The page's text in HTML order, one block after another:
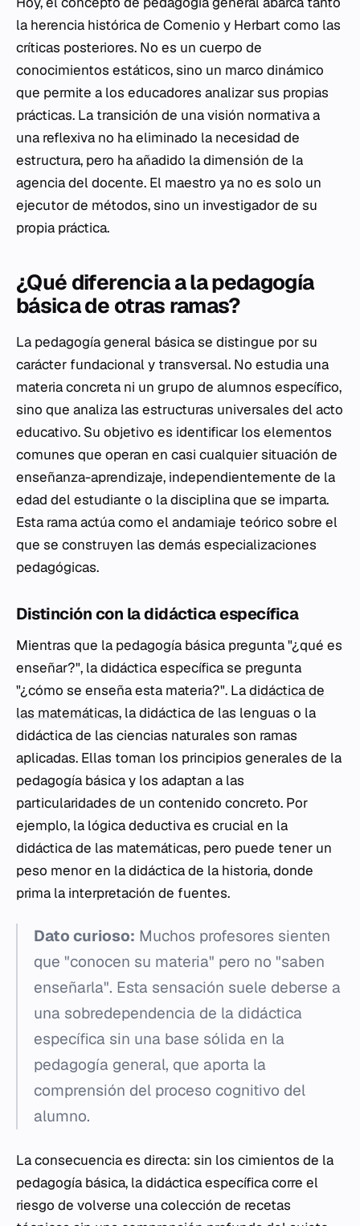
la herencia histórica de Comenio y Herbart como las
críticas posteriores. No es un cuerpo de
conocimientos estáticos, sino un marco dinámico
que permite a los educadores analizar sus propias
prácticas. La transición de una visión normativa a
una reflexiva no ha eliminado la necesidad de
estructura, pero ha añadido la dimensión de la
agencia del docente. El maestro ya no es solo un
ejecutor de métodos, sino un investigador de su
propia práctica.
¿Qué diferencia a la pedagogía
básica de otras ramas?
La pedagogía general básica se distingue por su
carácter fundacional y transversal. No estudia una
materia concreta ni un grupo de alumnos específico,
sino que analiza las estructuras universales del acto
educativo. Su objetivo es identificar los elementos
comunes que operan en casi cualquier situación de
enseñanza-aprendizaje, independientemente de la
edad del estudiante o la disciplina que se imparta.
Esta rama actúa como el andamiaje teórico sobre el
que se construyen las demás especializaciones
pedagógicas.
Distinción con la didáctica específica
Mientras que la pedagogía básica pregunta "¿qué es
enseñar?", la didáctica específica se pregunta
"¿cómo se enseña esta materia?". Ladidáctica de
las matemáticas, la didáctica de las lenguas o la
didáctica de las ciencias naturales son ramas
aplicadas. Ellas toman los principios generales de la
pedagogía básica y los adaptan a las
particularidades de un contenido concreto. Por
ejemplo, la lógica deductiva es crucial en la
didáctica de las matemáticas, pero puede tener un
peso menor en la didáctica de la historia, donde
prima la interpretación de fuentes.
Dato curioso: Muchos profesores sienten
que "conocen su materia" pero no "saben
enseñarla". Esta sensación suele deberse a
una sobredependencia de la didáctica
específica sin una base sólida en la
pedagogía general, que aporta la
comprensión del proceso cognitivo del
alumno.
La consecuencia es directa: sin los cimientos de la
pedagogía básica, la didáctica específica corre el
riesgo de volverse una colección de recetas